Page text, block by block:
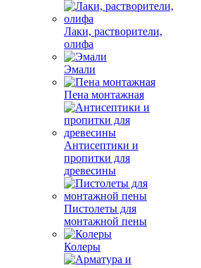
Лаки, растворители,
олифа
Эмали
Пена монтажная
Антисептики и
пропитки для
древесины
Пистолеты для
монтажной пены
Колеры